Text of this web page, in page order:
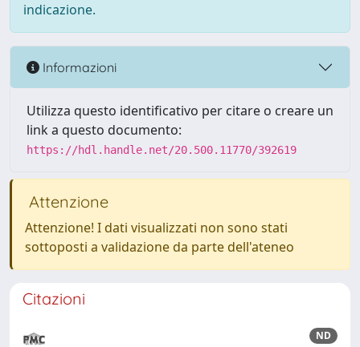
indicazione.
Informazioni
Utilizza questo identificativo per citare o creare un
link a questo documento:
https://hdl.handle.net/20.500.11770/392619
Attenzione
Attenzione! I dati visualizzati non sono stati
sottoposti a validazione da parte dell'ateneo
Citazioni
ND